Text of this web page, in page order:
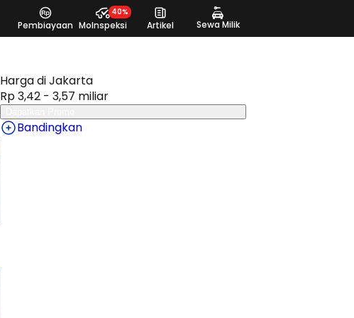
Pembiayaan MoInspeksi
40%
Artikel Sewa Milik
Harga di Jakarta
Rp 3,42 - 3,57 miliar
Bandingkan